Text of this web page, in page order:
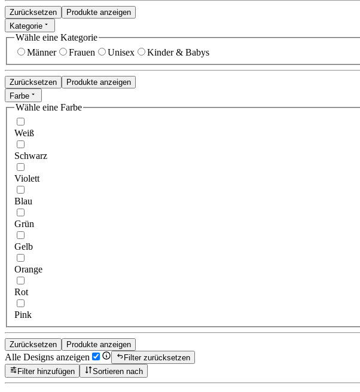
Zurücksetzen
Produkte anzeigen
Kategorie
Wähle eine Kategorie
Männer
Frauen Unisex Kinder & Babys
Zurücksetzen
Produkte anzeigen
Farbe
Wähle eine Farbe
Weiß
Schwarz
Violett
Blau
Grün
Gelb
Orange
Rot
Pink
Zurücksetzen Produkte anzeigen
Alle Designs anzeigen
Filter zurücksetzen
Filter hinzufügen
Sortieren nach